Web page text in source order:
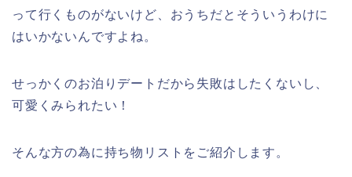
って行くものがないけど、おうちだとそういうわけに
はいかないんですよね。
せっかくのお泊りデートだから失敗はしたくないし、
可愛くみられたい！
そんな方の為に持ち物リストをご紹介します。